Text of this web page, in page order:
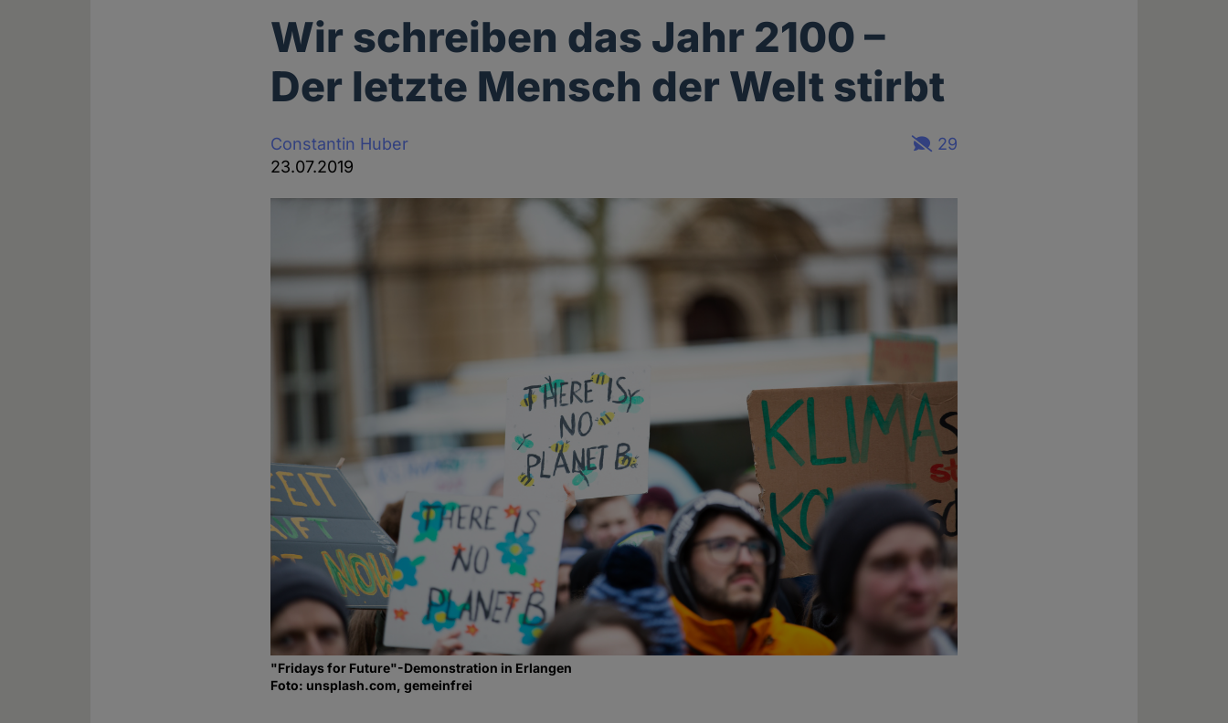
Wir schreiben das Jahr 2100 –
Der letzte Mensch der Welt stirbt
Constantin Huber
23.07.2019
29
"Fridays for Future"-Demonstration in Erlangen
Foto: unsplash.com, gemeinfrei